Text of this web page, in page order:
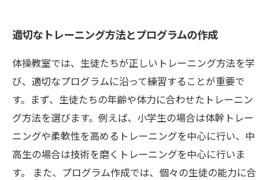
適切なトレーニング方法とプログラムの作成
体操教室では、生徒たちが正しいトレーニング方法を学
び、適切なプログラムに沿って練習することが重要で
す。まず、生徒たちの年齢や体力に合わせたトレーニン
グ方法を選びます。例えば、小学生の場合は体幹トレー
ニングや柔軟性を高めるトレーニングを中心に行い、中
高生の場合は技術を磨くトレーニングを中心に行いま
す。 また、プログラム作成では、個々の生徒の能力に合